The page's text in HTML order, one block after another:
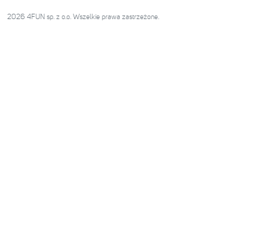
2026 4FUN sp. z o.o. Wszelkie prawa zastrzeżone.